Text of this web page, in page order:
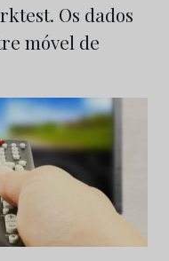
Os dados
móvel de